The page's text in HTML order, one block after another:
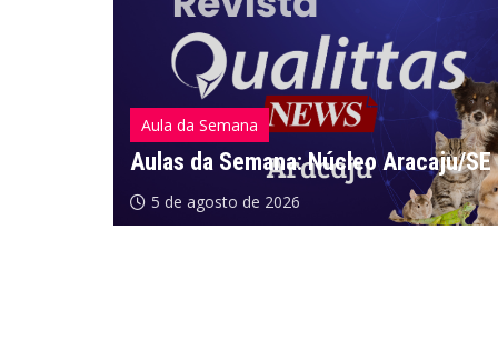
Aula da Semana
Aulas da Semana: Núcleo Aracaju/SE
5 de agosto de 2026